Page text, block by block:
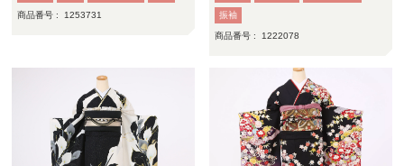
商品番号 : 1253731 振袖
商品番号 : 1222078